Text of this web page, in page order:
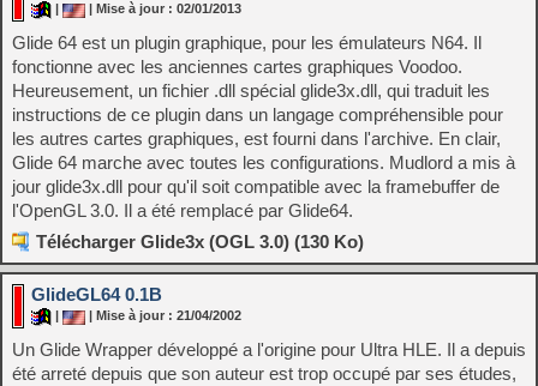
| Mise à jour : 02/01/2013
Glide 64 est un plugin graphique, pour les émulateurs N64. Il
fonctionne avec les anciennes cartes graphiques Voodoo.
Heureusement, un fichier .dll spécial glide3x.dll, qui traduit les
instructions de ce plugin dans un langage compréhensible pour
les autres cartes graphiques, est fourni dans l'archive. En clair,
Glide 64 marche avec toutes les configurations. Mudlord a mis à
jour glide3x.dll pour qu'il soit compatible avec la framebuffer de
l'OpenGL 3.0. Il a été remplacé par Glide64.
Télécharger Glide3x (OGL 3.0) (130 Ko)
GlideGL64 0.1B
| Mise à jour : 21/04/2002
Un Glide Wrapper développé a l'origine pour Ultra HLE. Il a depuis
été arreté depuis que son auteur est trop occupé par ses études,